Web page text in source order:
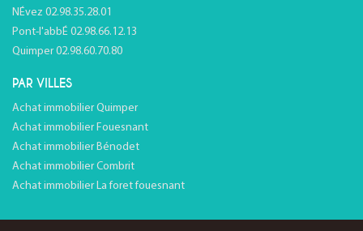
NÉvez 02.98.35.28.01
Pont-l'abbÉ 02.98.66.12.13
Quimper 02.98.60.70.80
PAR VILLES
Achat immobilier Quimper
Achat immobilier Fouesnant
Achat immobilier Bénodet
Achat immobilier Combrit
Achat immobilier La foret fouesnant